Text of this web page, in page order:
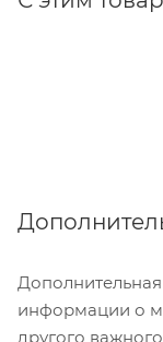
информации о
другого